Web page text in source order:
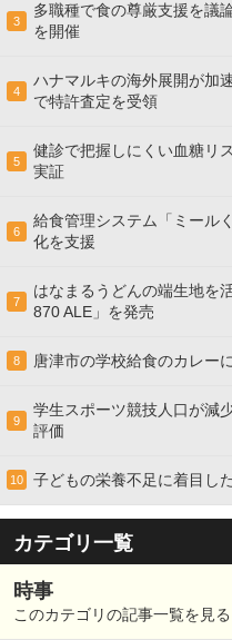
3
多職種で食の尊厳支援を議
を開催
4
ハナマルキの海外展開が加
で特許査定を受領
5
健診で把握しにくい血糖リ
実証
6
給食管理システム「ミール
化を支援
7
はなまるうどんの端生地を
870 ALE」を発売
8 唐津市の学校給食のカレー
9
学生スポーツ競技人口が減
評価
10 子どもの栄養不足に着目し
カテゴリ一覧
時事
このカテゴリの記事一覧を見る